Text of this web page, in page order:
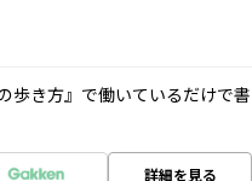
歩き方』で働いているだけで書
詳細を見る